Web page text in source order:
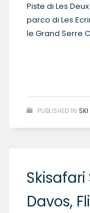
Piste di Les
parco di Les
le Grand Serre
PUBLISHED IN
Skisafari
Davos,